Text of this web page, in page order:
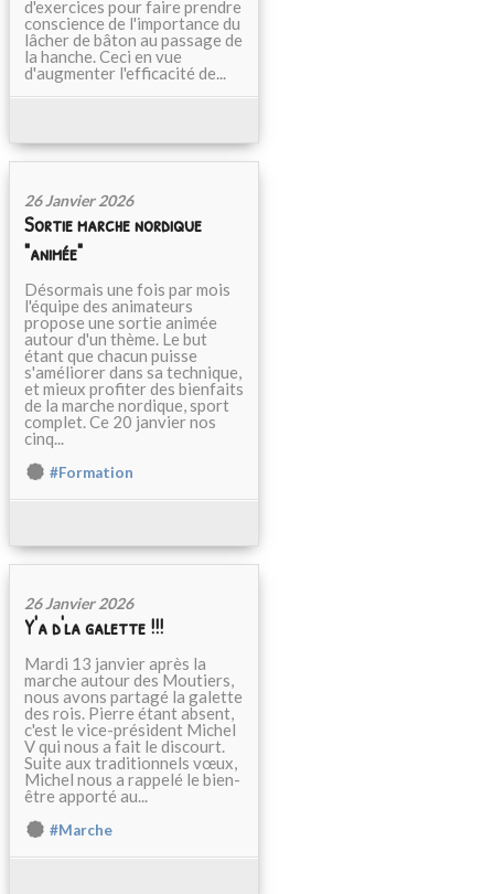
d'exercices pour faire prendre
conscience de l'importance du
lâcher de bâton au passage de
la hanche. Ceci en vue
d'augmenter l'efficacité de...
26 Janvier 2026
Sortie marche nordique
"animée"
Désormais une fois par mois
l'équipe des animateurs
propose une sortie animée
autour d'un thème. Le but
étant que chacun puisse
s'améliorer dans sa technique,
et mieux profiter des bienfaits
de la marche nordique, sport
complet. Ce 20 janvier nos
cinq...
#Formation
26 Janvier 2026
Y'a d'la galette !!!
Mardi 13 janvier après la
marche autour des Moutiers,
nous avons partagé la galette
des rois. Pierre étant absent,
c'est le vice-président Michel
V qui nous a fait le discourt.
Suite aux traditionnels vœux,
Michel nous a rappelé le bien-
être apporté au...
#Marche